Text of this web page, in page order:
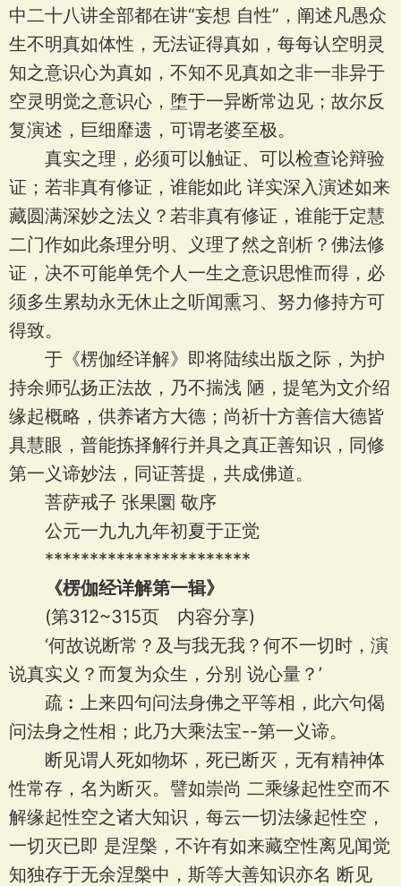
中二十八讲全部都在讲“妄想 自性”，阐述凡愚众
生不明真如体性，无法证得真如，每每认空明灵
知之意识心为真如，不知不见真如之非一非异于
空灵明觉之意识心，堕于一异断常边见；故尔反
复演述，巨细靡遗，可谓老婆至极。
真实之理，必须可以触证、可以检查论辩验
证；若非真有修证，谁能如此 详实深入演述如来
藏圆满深妙之法义？若非真有修证，谁能于定慧
二门作如此条理分明、义理了然之剖析？佛法修
证，决不可能单凭个人一生之意识思惟而得，必
须多生累劫永无休止之听闻熏习、努力修持方可
得致。
于《楞伽经详解》即将陆续出版之际，为护
持余师弘扬正法故，乃不揣浅 陋，提笔为文介绍
缘起概略，供养诸方大德；尚祈十方善信大德皆
具慧眼，普能拣择解行并具之真正善知识，同修
第一义谛妙法，同证菩提，共成佛道。
菩萨戒子 张果圜 敬序
公元一九九九年初夏于正觉
***********************
《楞伽经详解第一辑》
(第312~315页 内容分享)
‘何故说断常？及与我无我？何不一切时，演
说真实义？而复为众生，分别 说心量？’
疏︰上来四句问法身佛之平等相，此六句偈
问法身之性相；此乃大乘法宝--第一义谛。
断见谓人死如物坏，死已断灭，无有精神体
性常存，名为断灭。譬如崇尚 二乘缘起性空而不
解缘起性空之诸大知识，每云一切法缘起性空，
一切灭已即 是涅槃，不许有如来藏空性离见闻觉
知独存于无余涅槃中，斯等大善知识亦名 断见